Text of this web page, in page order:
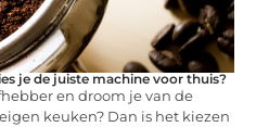
je de juiste machine voor thuis?
en droom je van de
keuken? Dan is het kiezen